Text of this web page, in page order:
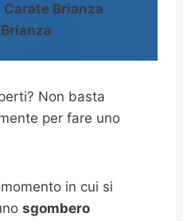
Carate Brianza
Non basta
per fare uno
in cui si
sgombero